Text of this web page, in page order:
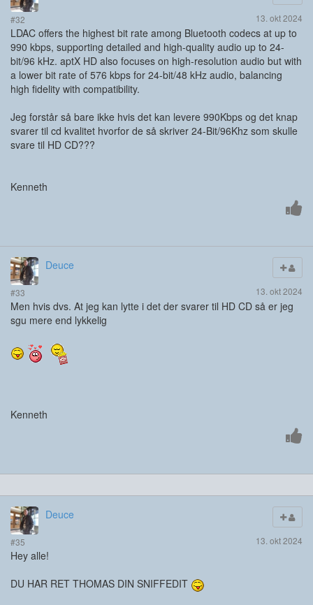
#32 13. okt 2024
LDAC offers the highest bit rate among Bluetooth codecs at up to
990 kbps, supporting detailed and high-quality audio up to 24-
bit/96 kHz. aptX HD also focuses on high-resolution audio but with
a lower bit rate of 576 kbps for 24-bit/48 kHz audio, balancing
high fidelity with compatibility.
Jeg forstår så bare ikke hvis det kan levere 990Kbps og det knap
svarer til cd kvalitet hvorfor de så skriver 24-Bit/96Khz som skulle
svare til HD CD???
Kenneth
Deuce
#33 13. okt 2024
Men hvis dvs. At jeg kan lytte i det der svarer til HD CD så er jeg
sgu mere end lykkelig
Kenneth
Deuce
#35 13. okt 2024
Hey alle!
DU HAR RET THOMAS DIN SNIFFEDIT